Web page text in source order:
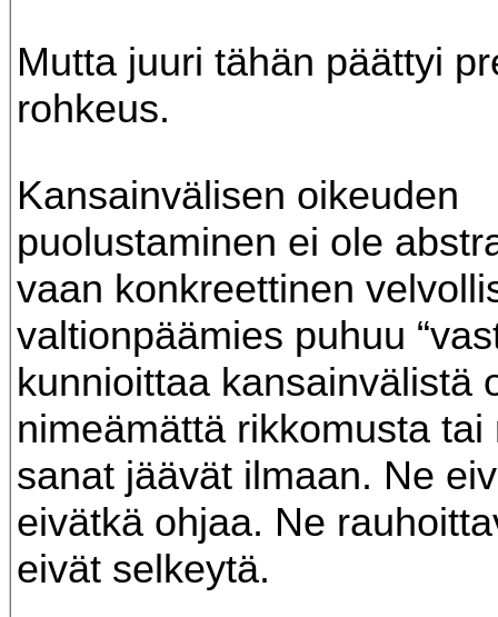
Mutta juuri tähän päättyi
rohkeus.
Kansainvälisen oikeuden
puolustaminen ei ole
vaan konkreettinen
valtionpäämies puhuu
kunnioittaa kansainvälistä
nimeämättä rikkomusta tai
sanat jäävät ilmaan. Ne
eivätkä ohjaa. Ne
eivät selkeytä.